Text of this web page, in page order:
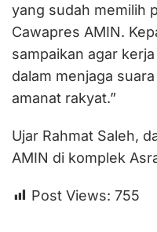
yang sudah memilih
Cawapres AMIN.
sampaikan agar
dalam menjaga
amanat rakyat.”
Ujar Rahmat Saleh,
AMIN di komplek
Post Views: 755